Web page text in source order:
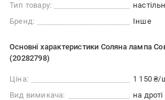
Тип товару:
Бренд:
Інше
Основні характеристики Соляна лампа
(20282798)
Ціна:
1 150 ₴/
Вид вимикача:
на дроті